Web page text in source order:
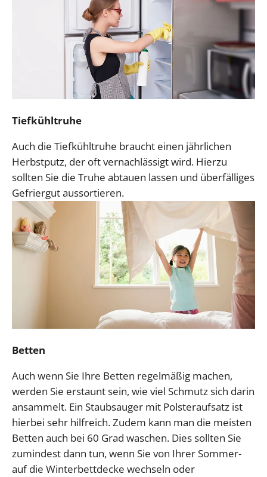
Tiefkühltruhe
Auch die Tiefkühltruhe braucht einen jährlichen
Herbstputz, der oft vernachlässigt wird. Hierzu
sollten Sie die Truhe abtauen lassen und überfälliges
Gefriergut aussortieren.
Betten
Auch wenn Sie Ihre Betten regelmäßig machen,
werden Sie erstaunt sein, wie viel Schmutz sich darin
ansammelt. Ein Staubsauger mit Polsteraufsatz ist
hierbei sehr hilfreich. Zudem kann man die meisten
Betten auch bei 60 Grad waschen. Dies sollten Sie
zumindest dann tun, wenn Sie von Ihrer Sommer-
auf die Winterbettdecke wechseln oder